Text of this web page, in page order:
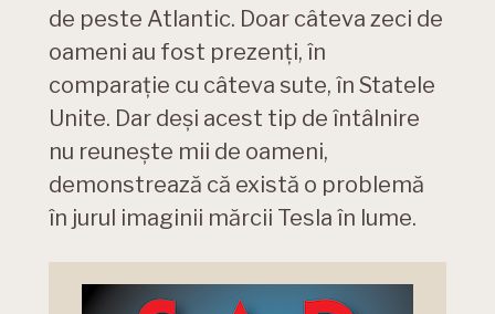
de peste Atlantic. Doar câteva zeci de
oameni au fost prezenți, în
comparație cu câteva sute, în Statele
Unite. Dar deși acest tip de întâlnire
nu reunește mii de oameni,
demonstrează că există o problemă
în jurul imaginii mărcii Tesla în lume.